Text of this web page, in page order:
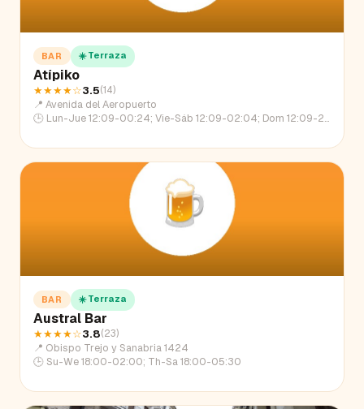
BAR ☀️ Terraza
Atípiko
★★★★☆3.5(14)
📍 Avenida del Aeropuerto
🕒 Lun-Jue 12:09-00:24; Vie-Sáb 12:09-02:04; Dom 12:09-22:30
BAR ☀️ Terraza
Austral Bar
★★★★☆3.8(23)
📍 Obispo Trejo y Sanabria 1424
🕒 Su-We 18:00-02:00; Th-Sa 18:00-05:30